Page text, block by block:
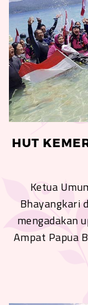
HUT
Ketua
Bhayangkari
mengadakan
Ampat Papua